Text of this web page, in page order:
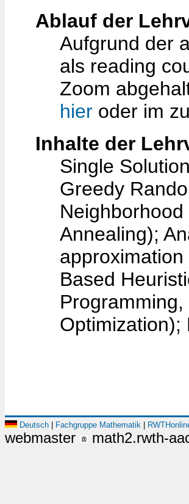
Ablauf der
Aufgrund der
als reading
Zoom
hier oder im
Inhalte der
Single
Greedy
Annealing);
Based
Optimization);
Deutsch Fachgruppe Mathematik
webmaster math2.rwth-